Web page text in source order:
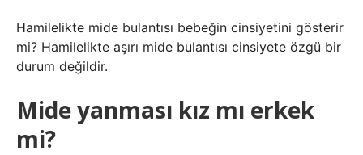
Hamilelikte mide bulantısı bebeğin cinsiyetini gösterir
mi? Hamilelikte aşırı mide bulantısı cinsiyete özgü bir
durum değildir.
Mide yanması kız mı erkek
mi?